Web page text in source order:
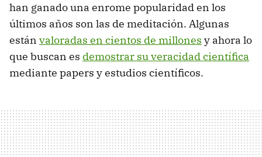
han ganado una enrome popularidad en los
últimos años son las de meditación. Algunas
están valoradas en cientos de millones y ahora lo
que buscan es demostrar su veracidad científica
mediante papers y estudios científicos.